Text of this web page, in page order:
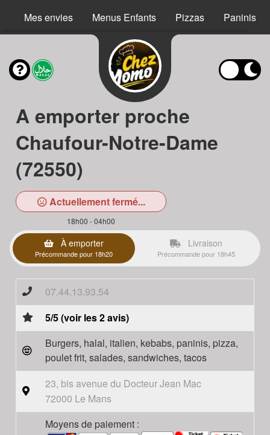
Mes envies Menus Enfants Pizzas Paninis
A emporter proche
Chaufour-Notre-Dame
(72550)
Actuellement fermé...
18h00 - 04h00
À emporter
Précommande pour 18h20
Livraison
Précommande pour 18h45
07.44.13.93.54
5/5 (voir les 2 avis)
Burgers, halal, italien, kebabs, paninis, pizza,
poulet frit, salades, sandwiches, tacos
23, bis avenue du Docteur Jean Mac
72000 Le Mans
Moyens de paiement :